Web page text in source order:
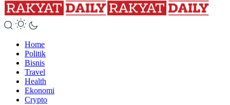
Home
Politik
Bisnis
Travel
Health
Ekonomi
Crypto